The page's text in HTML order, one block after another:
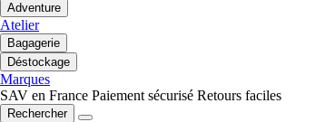
Adventure
Atelier
Bagagerie
Déstockage
Marques
SAV en France Paiement sécurisé Retours faciles
Rechercher